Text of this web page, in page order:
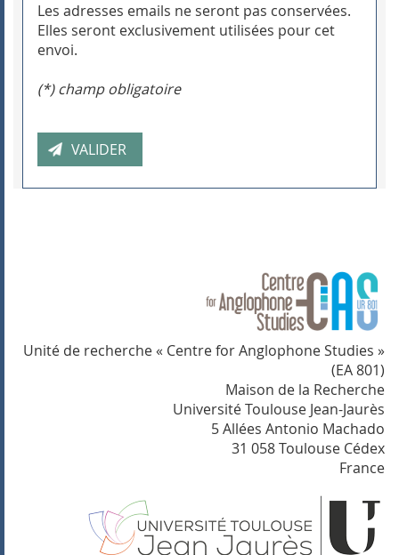
Les adresses emails ne seront pas conservées.
Elles seront exclusivement utilisées pour cet
envoi.
(*) champ obligatoire
Unité de recherche « Centre for Anglophone Studies »
(EA 801)
Maison de la Recherche
Université Toulouse Jean-Jaurès
5 Allées Antonio Machado
31 058 Toulouse Cédex
France